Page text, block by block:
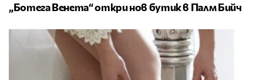
„Ботега Венета“ откри нов бутик в Палм Бийч